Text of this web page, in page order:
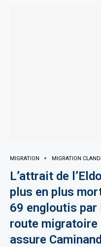
MIGRATION MIGRATION
L’attrait de
plus en plus
69 engloutis par
route
assure